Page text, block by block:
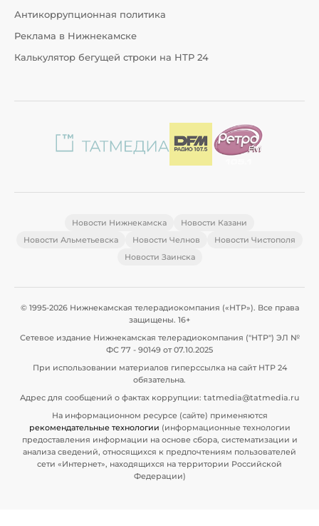
Антикоррупционная политика
Реклама в Нижнекамске
Калькулятор бегущей строки на НТР 24
Новости Нижнекамска
Новости Казани
Новости Альметьевска
Новости Челнов
Новости Чистополя
Новости Заинска
© 1995-2026 Нижнекамская телерадиокомпания («НТР»). Все права
защищены. 16+
Сетевое издание Нижнекамская телерадиокомпания ("НТР") ЭЛ №
ФС 77 - 90149 от 07.10.2025
При использовании материалов гиперссылка на сайт НТР 24
обязательна.
Адрес для сообщений о фактах коррупции: tatmedia@tatmedia.ru
На информационном ресурсе (сайте) применяются
рекомендательные технологии (информационные технологии
предоставления информации на основе сбора, систематизации и
анализа сведений, относящихся к предпочтениям пользователей
сети «Интернет», находящихся на территории Российской
Федерации)